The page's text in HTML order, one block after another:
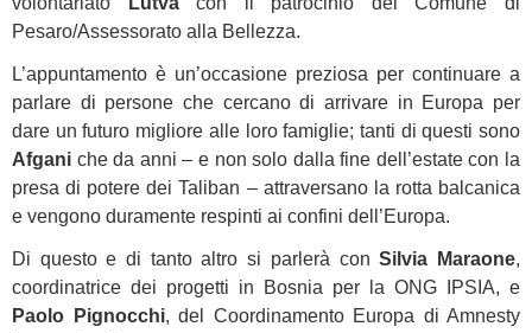
Pesaro/Assessorato alla Bellezza.
L’appuntamento è un’occasione preziosa per continuare a
parlare di persone che cercano di arrivare in Europa per
dare un futuro migliore alle loro famiglie; tanti di questi sono
Afgani che da anni – e non solo dalla fine dell’estate con la
presa di potere dei Taliban – attraversano la rotta balcanica
e vengono duramente respinti ai confini dell’Europa.
Di questo e di tanto altro si parlerà conSilvia Maraone,
coordinatrice dei progetti in Bosnia per la ONG IPSIA, e
Paolo Pignocchi, del Coordinamento Europa di Amnesty